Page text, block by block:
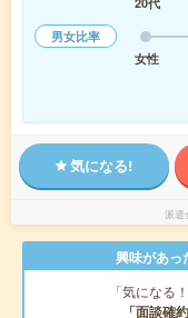
男女比率
女性
気になる!
派遣
興味があっ
「気になる
「面談確